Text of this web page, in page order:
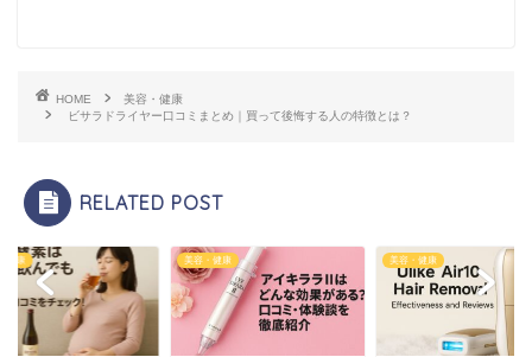
HOME
美容・健康
ビサラドライヤー口コミまとめ｜買って後悔する人の特徴とは？
RELATED POST
健康 美容・健康 美容・健康